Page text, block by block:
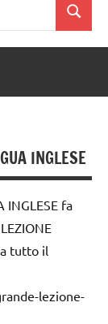
Cerca
INGLESE
INGLESE fa
tutto il
lezione-